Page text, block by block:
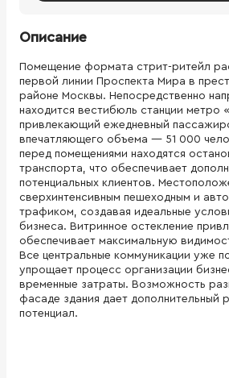
Описание
Помещение формата стрит-ритейл
первой линии Проспекта Мира в
районе Москвы. Непосредственно
находится вестибюль станции метро
привлекающий ежедневный
впечатляющего объема — 51 000
перед помещениями находятся
транспорта, что обеспечивает
потенциальных клиентов.
сверхинтенсивным пешеходным и
трафиком, создавая идеальные
бизнеса. Витринное остекление
обеспечивает максимальную
Все центральные коммуникации уже
упрощает процесс организации
временные затраты. Возможность
фасаде здания дает дополнительный
потенциал.